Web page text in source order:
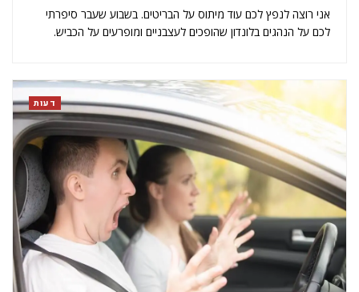
אני רוצה לנפץ לכם עוד מיתוס על הבריטים. בשבוע שעבר סיפרתי
לכם על הנהגים בלונדון שהופכים לעצבניים ומופרעים על הכביש.
דעות